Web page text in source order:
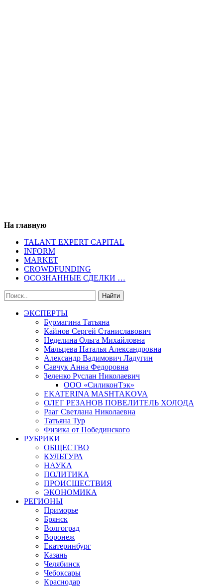
На главную
TALANT EXPERT CAPITAL
INFORM
MARKET
CROWDFUNDING
ОСОЗНАННЫЕ СДЕЛКИ …
ЭКСПЕРТЫ
Бурмагина Татьяна
Кайнов Сергей Станиславович
Неделина Ольга Михайловна
Мальцева Наталья Александровна
Александр Вадимович Ладугин
Савчук Анна Федоровна
Зеленко Руслан Николаевич
ООО «СиликонТэк»
EKATERINA MASHTAKOVA
ОЛЕГ РЕЗАНОВ ПОВЕЛИТЕЛЬ ХОЛОДА
Рааг Светлана Николаевна
Татьяна Тур
Физика от Побединского
РУБРИКИ
ОБЩЕСТВО
КУЛЬТУРА
НАУКА
ПОЛИТИКА
ПРОИСШЕСТВИЯ
ЭКОНОМИКА
РЕГИОНЫ
Приморье
Брянск
Волгоград
Воронеж
Екатеринбург
Казань
Челябинск
Чебоксары
Краснодар